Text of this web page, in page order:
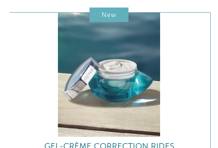
New
GEL-CRÈME CORRECTION RIDES